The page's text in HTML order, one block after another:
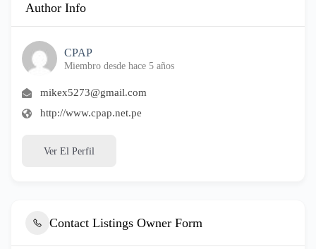
Author Info
CPAP
Miembro desde hace 5 años
mikex5273@gmail.com
http://www.cpap.net.pe
Ver El Perfil
Contact Listings Owner Form